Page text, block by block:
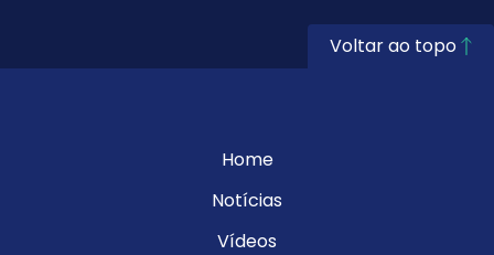
Voltar ao topo
Home
Notícias
Vídeos